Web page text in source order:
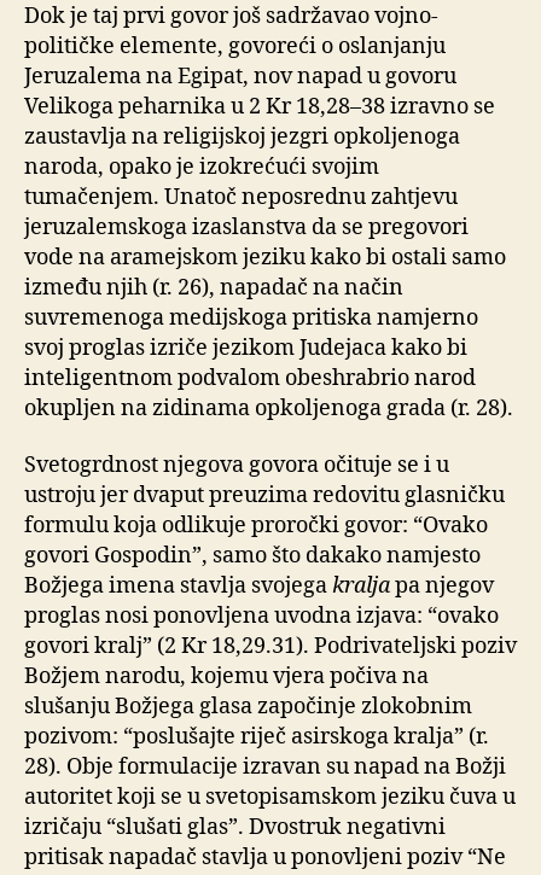
Dok je taj prvi govor još sadržavao vojno-
političke elemente, govoreći o oslanjanju
Jeruzalema na Egipat, nov napad u govoru
Velikoga peharnika u 2 Kr 18,28–38 izravno se
zaustavlja na religijskoj jezgri opkoljenoga
naroda, opako je izokrećući svojim
tumačenjem. Unatoč neposrednu zahtjevu
jeruzalemskoga izaslanstva da se pregovori
vode na aramejskom jeziku kako bi ostali samo
između njih (r. 26), napadač na način
suvremenoga medijskoga pritiska namjerno
svoj proglas izriče jezikom Judejaca kako bi
inteligentnom podvalom obeshrabrio narod
okupljen na zidinama opkoljenoga grada (r. 28).
Svetogrdnost njegova govora očituje se i u
ustroju jer dvaput preuzima redovitu glasničku
formulu koja odlikuje proročki govor: “Ovako
govori Gospodin”, samo što dakako namjesto
Božjega imena stavlja svojegakraljapa njegov
proglas nosi ponovljena uvodna izjava: “ovako
govori kralj” (2 Kr 18,29.31). Podrivateljski poziv
Božjem narodu, kojemu vjera počiva na
slušanju Božjega glasa započinje zlokobnim
pozivom: “poslušajte riječ asirskoga kralja” (r.
28). Obje formulacije izravan su napad na Božji
autoritet koji se u svetopisamskom jeziku čuva u
izričaju “slušati glas”. Dvostruk negativni
pritisak napadač stavlja u ponovljeni poziv “Ne